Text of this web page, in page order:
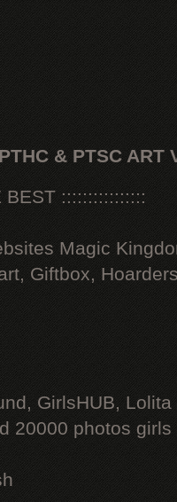
& PTSC ART
BEST ::::::::::::::::
Magic
Giftbox,
GirlsHUB, Lolita
20000 photos